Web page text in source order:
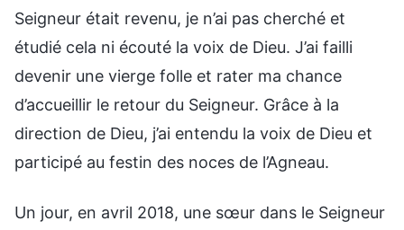
Seigneur était revenu, je n’ai pas cherché et
étudié cela ni écouté la voix de Dieu. J’ai failli
devenir une vierge folle et rater ma chance
d’accueillir le retour du Seigneur. Grâce à la
direction de Dieu, j’ai entendu la voix de Dieu et
participé au festin des noces de l’Agneau.
Un jour, en avril 2018, une sœur dans le Seigneur